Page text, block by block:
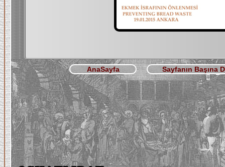
AnaSayfa Sayfanın Başına